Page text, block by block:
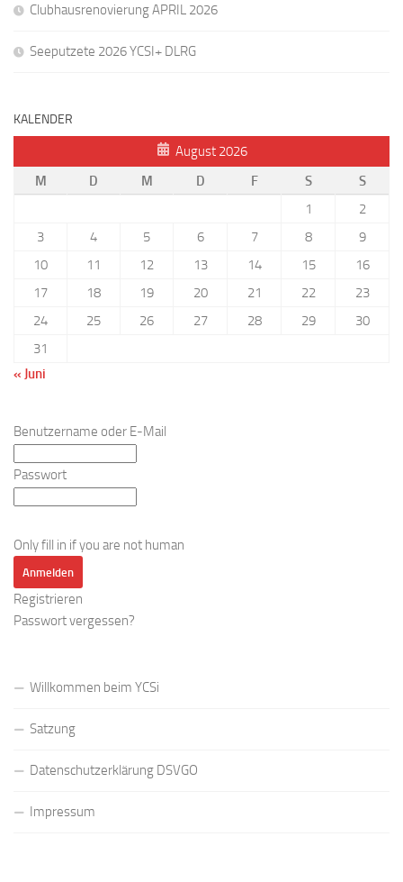
Clubhausrenovierung APRIL 2026
Seeputzete 2026 YCSI+ DLRG
KALENDER
August 2026
M
D M D F S
S
1
2
3
4 5 6 7 8
9
10
11 12 13 14 15
16
17
18 19 20 21 22
23
24
25 26 27 28 29
30
31
« Juni
Benutzername oder E-Mail
Passwort
Only fill in if you are not human
Registrieren
Passwort vergessen?
Willkommen beim YCSi
Satzung
Datenschutzerklärung DSVGO
Impressum